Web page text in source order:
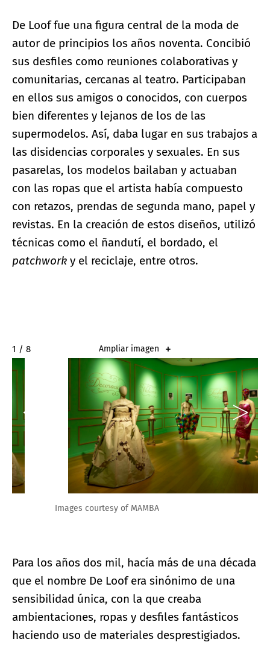
De Loof fue una figura central de la moda de
autor de principios los años noventa. Concibió
sus desfiles como reuniones colaborativas y
comunitarias, cercanas al teatro. Participaban
en ellos sus amigos o conocidos, con cuerpos
bien diferentes y lejanos de los de las
supermodelos. Así, daba lugar en sus trabajos a
las disidencias corporales y sexuales. En sus
pasarelas, los modelos bailaban y actuaban
con las ropas que el artista había compuesto
con retazos, prendas de segunda mano, papel y
revistas. En la creación de estos diseños, utilizó
técnicas como el ñandutí, el bordado, el
patchwork y el reciclaje, entre otros.
2 / 8 Ampliar imagen
Images courtesy of MAMBA
Para los años dos mil, hacía más de una década
que el nombre De Loof era sinónimo de una
sensibilidad única, con la que creaba
ambientaciones, ropas y desfiles fantásticos
haciendo uso de materiales desprestigiados.